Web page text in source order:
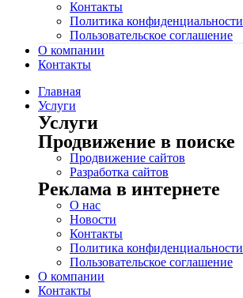
Контакты
Политика конфиденциальности
Пользовательское соглашение
О компании
Контакты
Главная
Услуги
Услуги
Продвижение в поиске
Продвижение сайтов
Разработка сайтов
Реклама в интернете
О нас
Новости
Контакты
Политика конфиденциальности
Пользовательское соглашение
О компании
Контакты